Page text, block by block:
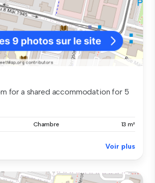
for a shared accommodation for 5
Chambre 13 m²
Voir plus